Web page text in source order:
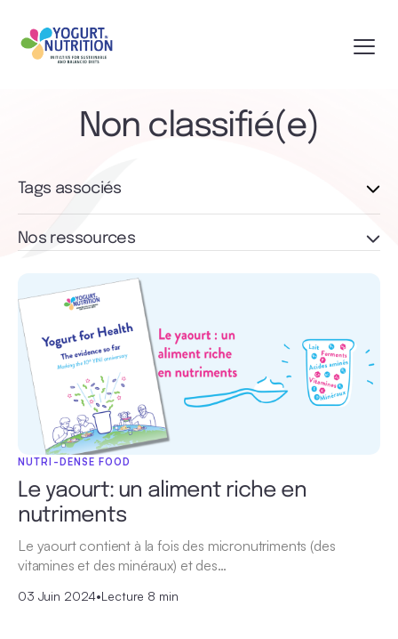
Non classifié(e)
NUTRI-DENSE FOOD
Le yaourt: un aliment riche en
nutriments
Le yaourt contient à la fois des micronutriments (des
vitamines et des minéraux) et des…
03 Juin 2024•Lecture 8 min
Tags associés
Nos ressources